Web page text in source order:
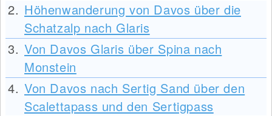
2. Höhenwanderung von Davos über die
Schatzalp nach Glaris
3. Von Davos Glaris über Spina nach
Monstein
4. Von Davos nach Sertig Sand über den
Scalettapass und den Sertigpass